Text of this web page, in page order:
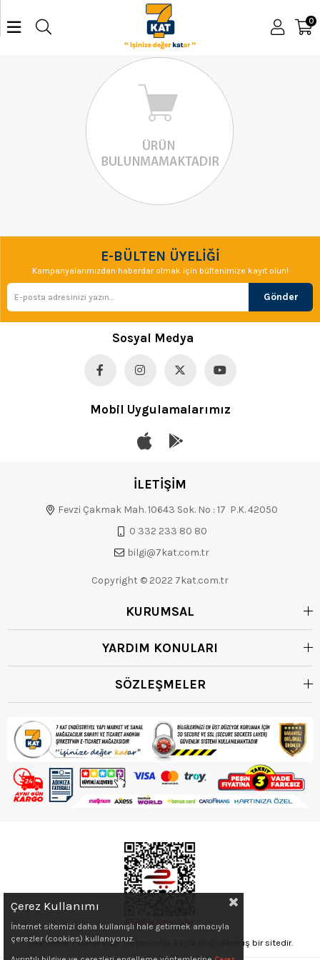
0
E-BÜLTEN ÜYELİĞİ
Kampanyalarımızdan haberdar olmak için bültenimize kayıt olun!
Gönder
Sosyal Medya
Mobil Uygulamalarımız
İLETİŞİM
Fevzi Çakmak Mah. 10643 Sok. No : 17 P.K. 42050
0 332 233 80 80
bilgi@7kat.com.tr
Copyright © 2022 7kat.com.tr
KURUMSAL
YARDIM KONULARI
SÖZLEŞMELER
Elektronik Ticaret Bilgi Sistemin'de kaydı doğrulanmış bir sitedir.
Çerez Kullanımı
İnternet sitemizi daha kullanışlı hale getirmek amacıyla
çerezler (cookies) kullanıyoruz.